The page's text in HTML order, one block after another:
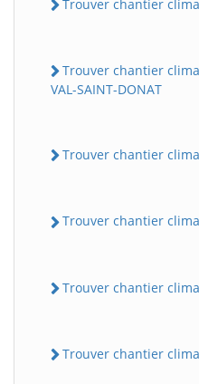
Trouver chantier
Trouver chantier
VAL-SAINT-DONAT
Trouver chantier
Trouver chantier
Trouver chantier
Trouver chantier